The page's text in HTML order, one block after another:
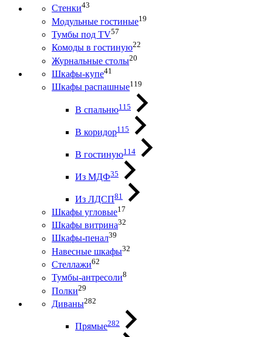
Стенки43
Модульные гостиные19
Тумбы под ТV57
Комоды в гостиную22
Журнальные столы20
Шкафы-купе41
Шкафы распашные119
В спальню115
В коридор115
В гостиную114
Из МДФ35
Из ЛДСП81
Шкафы угловые17
Шкафы витрина32
Шкафы-пенал39
Навесные шкафы32
Стеллажи62
Тумбы-антресоли8
Полки29
Диваны282
Прямые282